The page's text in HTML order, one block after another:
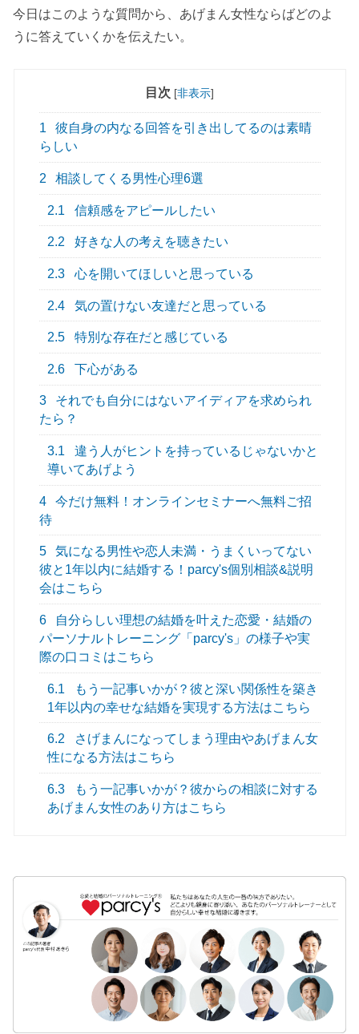
今日はこのような質問から、あげまん女性ならばどのよ
うに答えていくかを伝えたい。
目次 [非表示]
1
彼自身の内なる回答を引き出してるのは素晴
らしい
2 相談してくる男性心理6選
2.1 信頼感をアピールしたい
2.2 好きな人の考えを聴きたい
2.3 心を開いてほしいと思っている
2.4 気の置けない友達だと思っている
2.5 特別な存在だと感じている
2.6 下心がある
3
それでも自分にはないアイディアを求められ
たら？
3.1
違う人がヒントを持っているじゃないかと
導いてあげよう
4
今だけ無料！オンラインセミナーへ無料ご招
待
5
気になる男性や恋人未満・うまくいってない
彼と1年以内に結婚する！parcy's個別相談&説明
会はこちら
6
自分らしい理想の結婚を叶えた恋愛・結婚の
パーソナルトレーニング「parcy's」の様子や実
際の口コミはこちら
6.1
もう一記事いかが？彼と深い関係性を築き
1年以内の幸せな結婚を実現する方法はこちら
6.2
さげまんになってしまう理由やあげまん女
性になる方法はこちら
6.3
もう一記事いかが？彼からの相談に対する
あげまん女性のあり方はこちら